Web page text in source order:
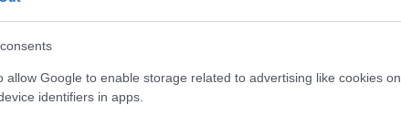
allow Google to enable storage related to advertising like cookies on
identifiers in apps.
Prossimo articolo